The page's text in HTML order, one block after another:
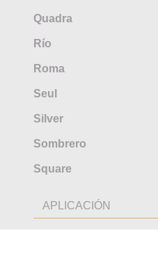
Quadra
Río
Roma
Seul
Silver
Sombrero
Square
APLICACIÓN